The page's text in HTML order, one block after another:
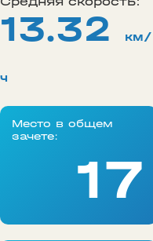
13.32 км/
ч
Место в общем
зачете:
17